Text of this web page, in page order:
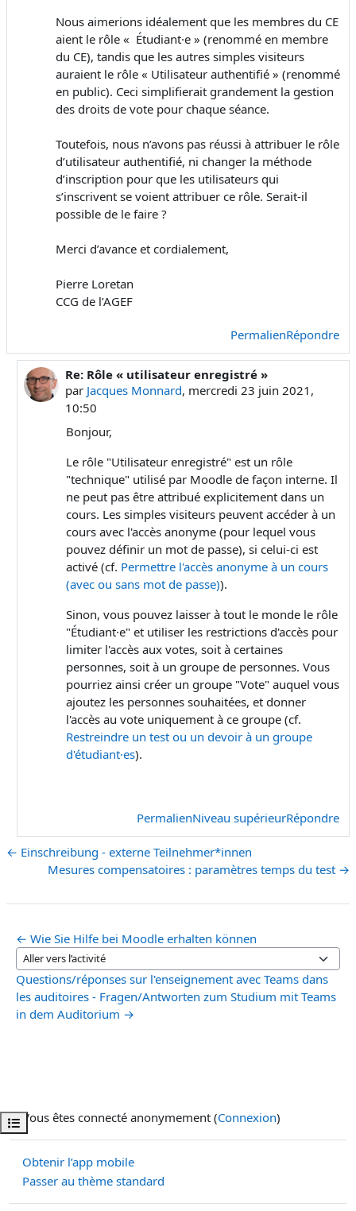
Ouvrir l’index du cours
Nous aimerions idéalement que les membres du CE
aient le rôle « Étudiant·e » (renommé en membre
du CE), tandis que les autres simples visiteurs
auraient le rôle « Utilisateur authentifié » (renommé
en public). Ceci simplifierait grandement la gestion
des droits de vote pour chaque séance.
Toutefois, nous n’avons pas réussi à attribuer le rôle
d’utilisateur authentifié, ni changer la méthode
d’inscription pour que les utilisateurs qui
s’inscrivent se voient attribuer ce rôle. Serait-il
possible de le faire ?
Merci d’avance et cordialement,
Pierre Loretan
CCG de l’AGEF
PermalienRépondre
En réponse à Pierre Christian Loretan
Re: Rôle « utilisateur enregistré »
par Jacques Monnard, mercredi 23 juin 2021,
10:50
Bonjour,
Le rôle "Utilisateur enregistré" est un rôle
"technique" utilisé par Moodle de façon interne. Il
ne peut pas être attribué explicitement dans un
cours. Les simples visiteurs peuvent accéder à un
cours avec l'accès anonyme (pour lequel vous
pouvez définir un mot de passe), si celui-ci est
activé (cf. Permettre l'accès anonyme à un cours
(avec ou sans mot de passe)).
Sinon, vous pouvez laisser à tout le monde le rôle
"Étudiant·e" et utiliser les restrictions d'accès pour
limiter l'accès aux votes, soit à certaines
personnes, soit à un groupe de personnes. Vous
pourriez ainsi créer un groupe "Vote" auquel vous
ajoutez les personnes souhaitées, et donner
l'accès au vote uniquement à ce groupe (cf.
Restreindre un test ou un devoir à un groupe
d'étudiant·es).
PermalienNiveau supérieurRépondre
← Einschreibung - externe Teilnehmer*innen
Mesures compensatoires : paramètres temps du test →
← Wie Sie Hilfe bei Moodle erhalten können
Aller vers l’activité
Questions/réponses sur l'enseignement avec Teams dans
les auditoires - Fragen/Antworten zum Studium mit Teams
in dem Auditorium →
Vous êtes connecté anonymement (Connexion)
Obtenir l’app mobile
Passer au thème standard